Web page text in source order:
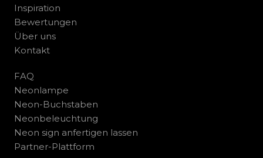
Inspiration
Bewertungen
Über uns
Kontakt
FAQ
Neonlampe
Neon-Buchstaben
Neonbeleuchtung
Neon sign anfertigen lassen
Partner-Plattform